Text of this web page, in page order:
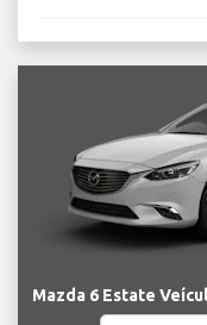
Mazda 6 Estate